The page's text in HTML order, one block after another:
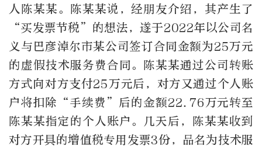
人陈某某。陈某某说，经朋友介绍，其产生了
“买发票节税”的想法，遂于2022年以公司名
义与巴彦淖尔市某公司签订合同金额为25万元
的虚假技术服务费合同。陈某某通过公司转账
方式向对方支付25万元后，对方又通过个人账
户将扣除“手续费”后的金额22.76万元转至
陈某某指定的个人账户。几天后，陈某某收到
对方开具的增值税专用发票3份，品名为技术服